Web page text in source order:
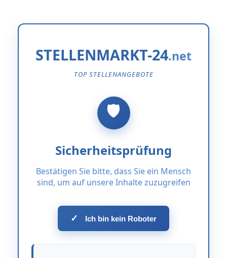
STELLENMARKT-24
TOP STELLENANGEBOTE
Sicherheitsprüfung
Bestätigen Sie bitte, dass Sie ein Mensch
sind, um auf unsere Inhalte zuzugreifen
✓ Ich bin kein Roboter